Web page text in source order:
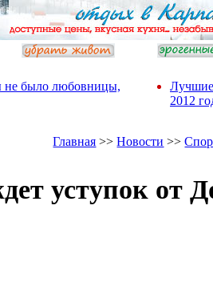
было любовницы,
Лучшие
2012
Главная >>Новости >>
уступок от